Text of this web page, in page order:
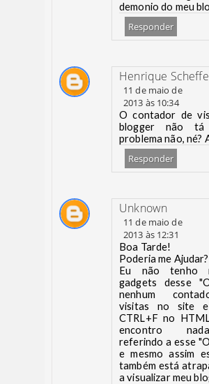
demonio do meu
Responder
Henrique
11 de maio de
2013 às 10:34
O contador de
blogger não tá
problema não, né?
Responder
Unknown
11 de maio de
2013 às 12:31
Boa Tarde!
Poderia me Ajudar?
Eu não tenho
gadgets desse
nenhum
visitas no site
CTRL+F no
encontro
referindo a esse
e mesmo assim
também está
a visualizar meu